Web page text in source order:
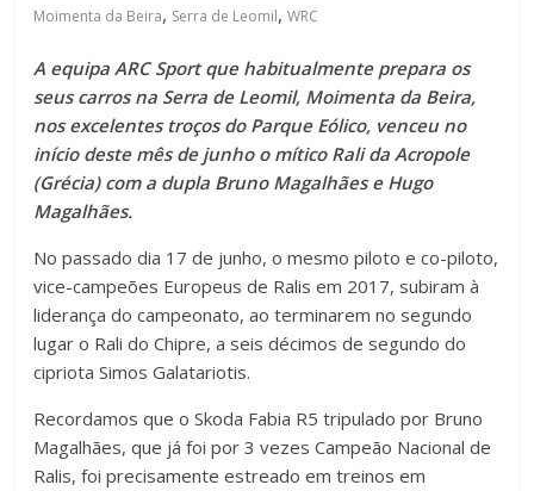
Moimenta da Beira, Serra de Leomil,WRC
A equipa ARC Sport que habitualmente prepara os
seus carros na Serra de Leomil, Moimenta da Beira,
nos excelentes troços do Parque Eólico, venceu no
início deste mês de junho o mítico Rali da Acropole
(Grécia) com a dupla Bruno Magalhães e Hugo
Magalhães.
No passado dia 17 de junho, o mesmo piloto e co-piloto,
vice-campeões Europeus de Ralis em 2017, subiram à
liderança do campeonato, ao terminarem no segundo
lugar o Rali do Chipre, a seis décimos de segundo do
cipriota Simos Galatariotis.
Recordamos que o Skoda Fabia R5 tripulado por Bruno
Magalhães, que já foi por 3 vezes Campeão Nacional de
Ralis, foi precisamente estreado em treinos em